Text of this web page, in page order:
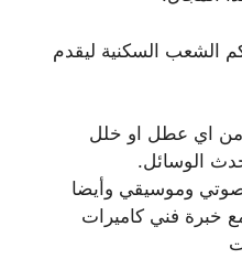
الشعب السكنية ليقدم
من اي عطل او خلل
الوسائل.
وموسيقي وأيضا
خبرة فني كاميرات